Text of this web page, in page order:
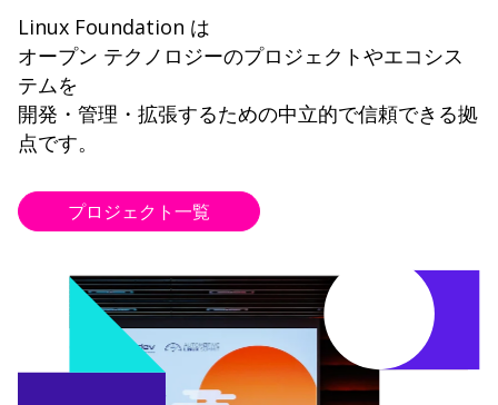
Linux Foundation は
オープン テクノロジーのプロジェクトやエコシス
テムを
開発・管理・拡張するための中立的で信頼できる拠
点です。
プロジェクト一覧